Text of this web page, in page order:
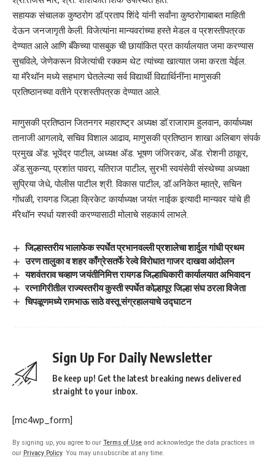
सहायक संचालक कुष्ठरोग डॉ.प्रताप शिंदे यांनी सर्वांना कुष्ठरोगाबाबत माहिती
देऊन जनजागृती केली. विजेत्यांना मान्यवरांच्या हस्ते मेडल व प्रशस्तीपत्रक
देण्यात आले आणि बँकेच्या पासबुक ची छायांकित प्रत कार्यालयात जमा करण्यास
सुचविले, जेणेकरून विजेत्यांची रक्कम थेट त्यांच्या खात्यात जमा करता येईल.
या मॅरेथॉन मध्ये सहभाग घेतलेल्या सर्व विद्यार्थी विद्यार्थिनींना माणुसकी
प्रतिष्ठानच्या वतीने प्रशस्तीपत्रक देण्यात आले.
माणुसकी प्रतिष्ठान जितनगर महाराष्ट्र अध्यक्ष डॉ.राजाराम हुलवान, कार्याध्यक्ष
तानाजी आगलावे, सचिव विशाल आढाव, माणुसकी प्रतिष्ठान शाखा अलिबाग संपर्क
प्रमुख ॲड. भूपेंद्र पाटील, अध्यक्ष ॲड. भूषण जंजिरकर, ॲड. रोशनी ठाकूर,
ॲड.सुकन्या, प्रशांत पावरा, यतिराज पाटील, सुरभी स्वयंसेवी संस्थेच्या अध्यक्षा
सुप्रिया जेधे, पोलीस पाटील श्री. विकास पाटील, डॉ.अनिकेत म्हात्रे, सचिन
गोंधळी, रायगड जिल्हा क्रिकेट कार्याध्यक्ष जयंत नाईक इत्यादी मान्यवर यांचे ही
मॅरेथॉन स्पर्धा यशस्वी करण्यासाठी मोलाचे सहकार्य लाभले.
जिल्हास्तरीय भालाफेक स्पर्धेत प्रभानवल्ली प्रशालेचा शार्दुल गांधी प्रथम
उरण तालुका व शहर काँग्रेसतर्फे रेल्वे विरोधात गाजर दाखवा आंदोलन
यशवंतराव चव्हाण जयंतीनिमित्त रायगड जिल्हाधिकारी कार्यालयात अभिवादन
रत्नागिरीतील राज्यस्तरीय कुस्ती स्पर्धेत कोल्हापूर जिल्हा संघ ठरला विजेता
चिपळूणमध्ये रामभाऊ साठे वस्तू संग्रहालयाचे उद्घाटन
Sign Up For Daily Newsletter
Be keep up! Get the latest breaking news delivered
straight to your inbox.
[mc4wp_form]
By signing up, you agree to our Terms of Use and acknowledge the data practices in
our Privacy Policy. You may unsubscribe at any time.